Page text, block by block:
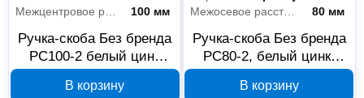
Межцентровое расстояние
100 мм
Ручка-скоба Без бренда
РС100-2 белый цинк
В корзину
Межосевое расстояние
80 мм
Ручка-скоба Без бренда
РС80-2, белый цинк,
В корзину